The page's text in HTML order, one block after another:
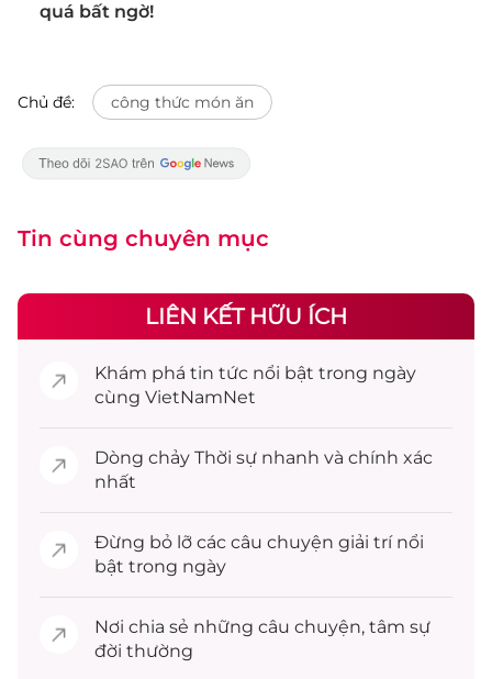
quá bất ngờ!
Chủ đề: công thức món ăn
Tin cùng chuyên mục
LIÊN KẾT HỮU ÍCH
Khám phá tin tức nổi bật trong ngày
cùng VietNamNet
Dòng chảy Thời sự nhanh và chính xác
nhất
Đừng bỏ lỡ các câu chuyện giải trínổi
bật trong ngày
Nơi chia sẻ những câu chuyện, tâm sự
đời thường